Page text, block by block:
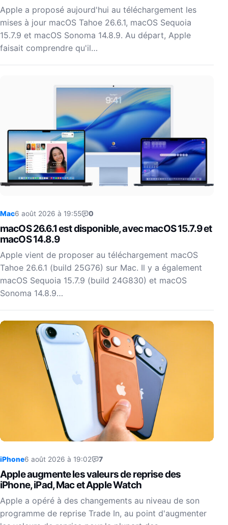
Apple a proposé aujourd'hui au téléchargement les
mises à jour macOS Tahoe 26.6.1, macOS Sequoia
15.7.9 et macOS Sonoma 14.8.9. Au départ, Apple
faisait comprendre qu'il…
Mac6 août 2026 à 19:55 0
macOS 26.6.1 est disponible, avec macOS 15.7.9 et
macOS 14.8.9
Apple vient de proposer au téléchargement macOS
Tahoe 26.6.1 (build 25G76) sur Mac. Il y a également
macOS Sequoia 15.7.9 (build 24G830) et macOS
Sonoma 14.8.9…
iPhone6 août 2026 à 19:02 7
Apple augmente les valeurs de reprise des
iPhone, iPad, Mac et Apple Watch
Apple a opéré à des changements au niveau de son
programme de reprise Trade In, au point d'augmenter